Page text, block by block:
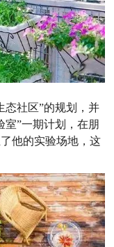
态社区”的规划，并
室”一期计划，在朋
他的实验场地，这